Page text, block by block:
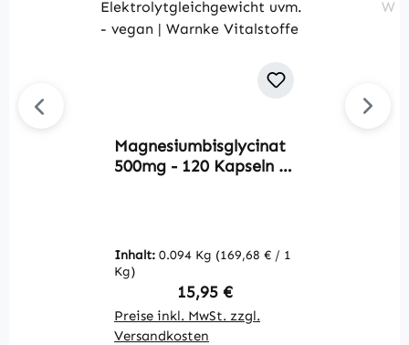
Magnesiumbisglycinat
500mg - 120 Kapseln -
Vitalstoffe
Inhalt: 0.094 Kg (169,68 € / 1
Kg)
Regulärer Preis:
15,95 €
Preise inkl. MwSt. zzgl.
Versandkosten